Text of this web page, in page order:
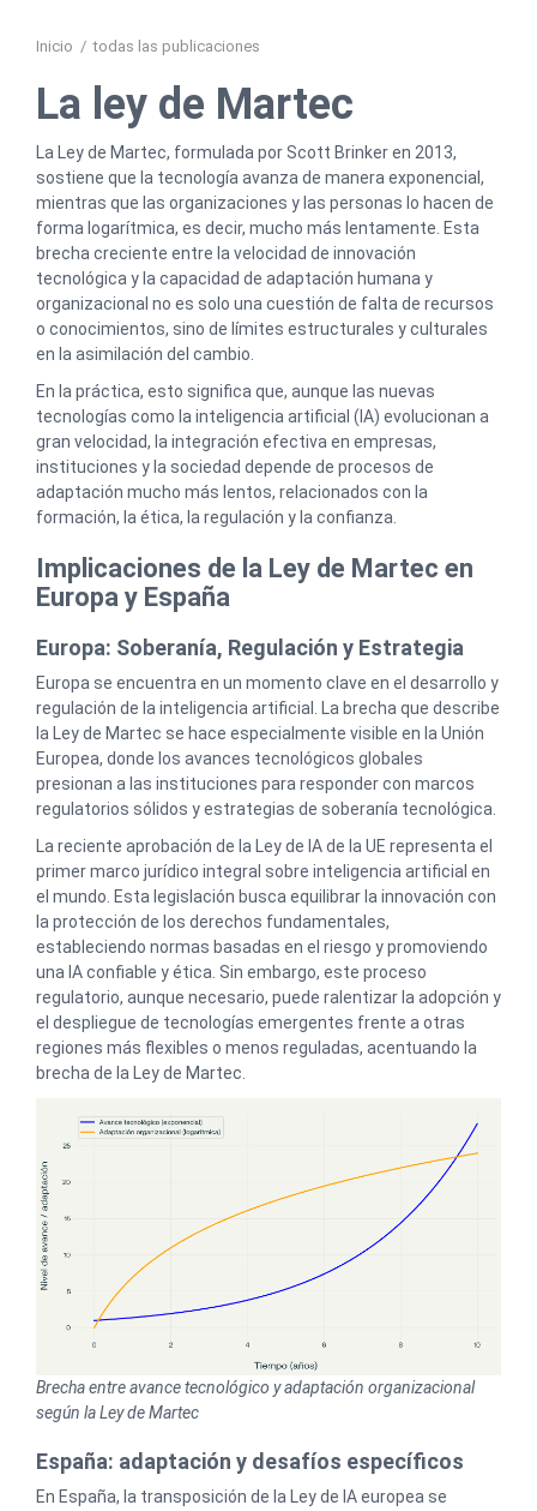
Inicio / todas las publicaciones
La ley de Martec
La Ley de Martec, formulada por Scott Brinker en 2013,
sostiene que la tecnología avanza de manera exponencial,
mientras que las organizaciones y las personas lo hacen de
forma logarítmica, es decir, mucho más lentamente. Esta
brecha creciente entre la velocidad de innovación
tecnológica y la capacidad de adaptación humana y
organizacional no es solo una cuestión de falta de recursos
o conocimientos, sino de límites estructurales y culturales
en la asimilación del cambio.
En la práctica, esto significa que, aunque las nuevas
tecnologías como la inteligencia artificial (IA) evolucionan a
gran velocidad, la integración efectiva en empresas,
instituciones y la sociedad depende de procesos de
adaptación mucho más lentos, relacionados con la
formación, la ética, la regulación y la confianza.
Implicaciones de la Ley de Martec en
Europa y España
Europa: Soberanía, Regulación y Estrategia
Europa se encuentra en un momento clave en el desarrollo y
regulación de la inteligencia artificial. La brecha que describe
la Ley de Martec se hace especialmente visible en la Unión
Europea, donde los avances tecnológicos globales
presionan a las instituciones para responder con marcos
regulatorios sólidos y estrategias de soberanía tecnológica.
La reciente aprobación de la Ley de IA de la UE representa el
primer marco jurídico integral sobre inteligencia artificial en
el mundo. Esta legislación busca equilibrar la innovación con
la protección de los derechos fundamentales,
estableciendo normas basadas en el riesgo y promoviendo
una IA confiable y ética. Sin embargo, este proceso
regulatorio, aunque necesario, puede ralentizar la adopción y
el despliegue de tecnologías emergentes frente a otras
regiones más flexibles o menos reguladas, acentuando la
brecha de la Ley de Martec.
Brecha entre avance tecnológico y adaptación organizacional
según la Ley de Martec
España: adaptación y desafíos específicos
En España, la transposición de la Ley de IA europea se